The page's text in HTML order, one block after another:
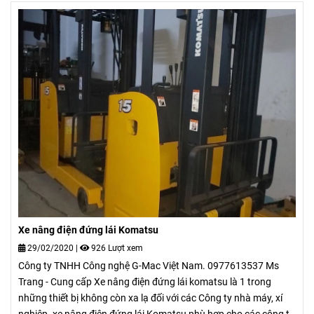
Xe nâng điện đứng lái Komatsu
29/02/2020 | 926 Lượt xem
Công ty TNHH Công nghệ G-Mac Việt Nam. 0977613537 Ms
Trang - Cung cấp Xe nâng điện đứng lái komatsu là 1 trong
những thiết bị không còn xa lạ đối với các Công ty nhà máy, xí